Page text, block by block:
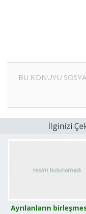
BU KONUYU
İlginizi
Ayrılanların